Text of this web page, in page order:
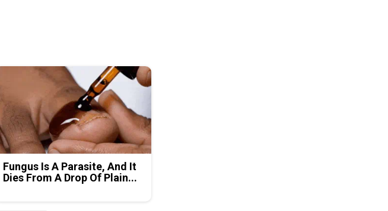
Fungus Is A Parasite, And It
Dies From A Drop Of Plain...